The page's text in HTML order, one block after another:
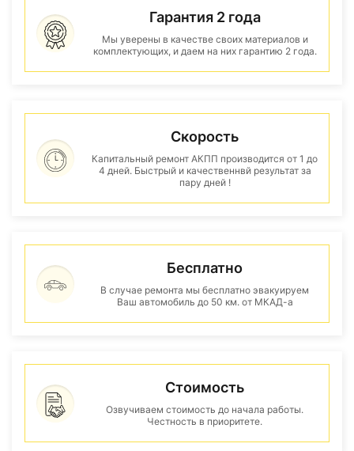
Гарантия 2 года
Мы уверены в качестве своих материалов и
комплектующих, и даем на них гарантию 2 года.
Скорость
Капитальный ремонт АКПП производится от 1 до
4 дней. Быстрый и качественнвй результат за
пару дней !
Бесплатно
В случае ремонта мы бесплатно эвакуируем
Ваш автомобиль до 50 км. от МКАД-а
Стоимость
Озвучиваем стоимость до начала работы.
Честность в приоритете.